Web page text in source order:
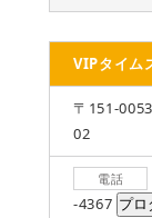
VIPタイム
〒151-
02
電話
-4367